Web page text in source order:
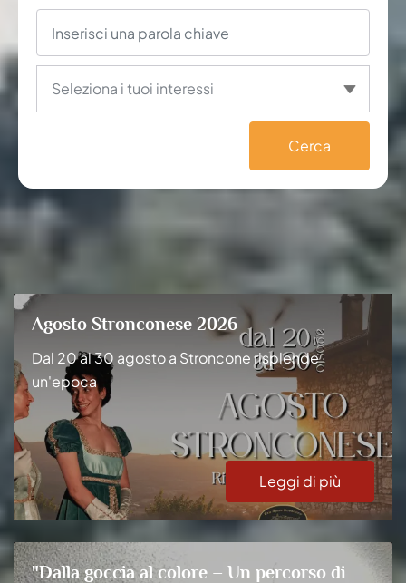
Cerca
Agosto Stronconese 2026
Dal 20 al 30 agosto a Stroncone risplende
un'epoca
Leggi di più
"Dalla goccia al colore – Un percorso di